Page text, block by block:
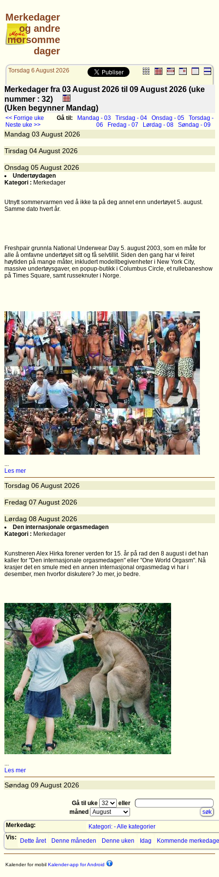
Merkedager
og andre
morsomme
dager
Torsdag 6 August 2026
Merkedager fra 03 August 2026 til 09 August 2026 (uke
nummer : 32)
(Uken begynner Mandag)
<< Forrige uke
Neste uke >>
Gå til: Mandag - 03 Tirsdag - 04 Onsdag - 05
Torsdag -
06
Fredag - 07 Lørdag - 08 Søndag - 09
Mandag 03 August 2026
Tirsdag 04August 2026
Onsdag 05August 2026
Undertøydagen
Kategori : Merkedager
Utnytt sommervarmen ved å ikke ta på deg annet enn undertøyet 5. august.
Samme dato hvert år.
Freshpair grunnla National Underwear Day 5. august 2003, som en måte for
alle å omfavne undertøyet sitt og få selvtillit. Siden den gang har vi feiret
høytiden på mange måter, inkludert modellbegivenheter i New York City,
massive undertøysgaver, en popup-butikk i Columbus Circle, et rullebaneshow
på Times Square, samt russeknuter i Norge.
...
Les mer
Torsdag 06August 2026
Fredag 07 August 2026
Lørdag 08August 2026
Den internasjonale orgasmedagen
Kategori : Merkedager
Kunstneren Alex Hirka forener verden for 15. år på rad den 8 august i det han
kaller for "Den internasjonale orgasmedagen" eller "One World Orgasm". Nå
krasjer det en smule med en annen internasjonal orgasmedag vi har i
desember, men hvorfor diskutere? Jo mer, jo bedre.
...
Les mer
Søndag 09August 2026
Gå til uke
eller
måned
Merkedag:
Kategori: - Alle kategorier
Vis:
Dette året Denne måneden Denne uken Idag Kommende
Kalender for mobil Kalender-app for Android